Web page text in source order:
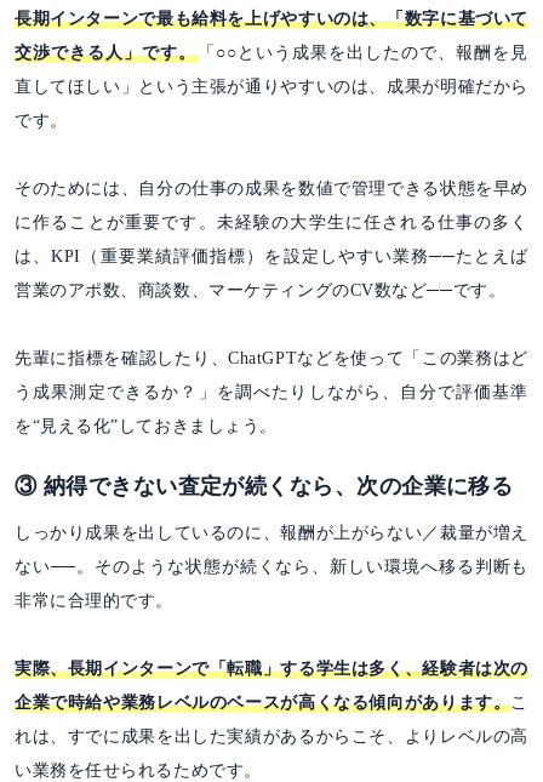
長期インターンで最も給料を上げやすいのは、「数字に基づいて
交渉できる人」です。「○○という成果を出したので、報酬を見
直してほしい」という主張が通りやすいのは、成果が明確だから
です。
そのためには、自分の仕事の成果を数値で管理できる状態を早め
に作ることが重要です。未経験の大学生に任される仕事の多く
は、KPI（重要業績評価指標）を設定しやすい業務──たとえば
営業のアポ数、商談数、マーケティングのCV数など──です。
先輩に指標を確認したり、ChatGPTなどを使って「この業務はど
う成果測定できるか？」を調べたりしながら、自分で評価基準
を“見える化”しておきましょう。
③ 納得できない査定が続くなら、次の企業に移る
しっかり成果を出しているのに、報酬が上がらない／裁量が増え
ない──。そのような状態が続くなら、新しい環境へ移る判断も
非常に合理的です。
実際、長期インターンで「転職」する学生は多く、経験者は次の
企業で時給や業務レベルのベースが高くなる傾向があります。こ
れは、すでに成果を出した実績があるからこそ、よりレベルの高
い業務を任せられるためです。